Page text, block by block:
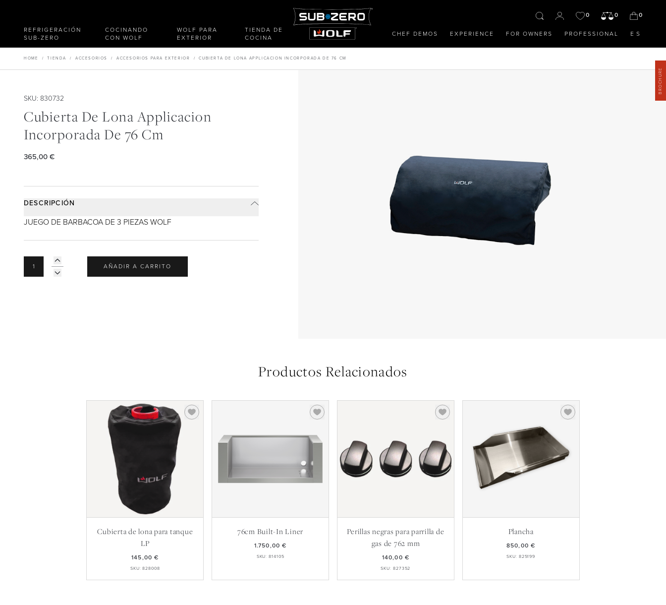
REFRIGERACIÓN
SUB-ZERO
COCINANDO
CON WOLF
WOLF PARA
EXTERIOR
TIENDA DE
COCINA
0 0 0
CHEF DEMOS EXPERIENCE FOR OWNERS PROFESSIONAL ES
HOME /TIENDA /ACCESORIOS /ACCESORIOS PARA EXTERIOR /CUBIERTA DE LONA APPLICACION INCORPORADA DE 76 CM
SKU: 830732
Cubierta De Lona Applicacion
Incorporada De 76 Cm
365,00 €
DESCRIPCIÓN
JUEGO DE BARBACOA DE 3 PIEZAS WOLF
AÑADIR A CARRITO
Productos Relacionados
Cubierta de lona para tanque
LP
145,00 €
SKU: 828008
76cm Built-In Liner
1.750,00 €
SKU: 814105
Perillas negras para parrilla de
gas de 762 mm
140,00 €
SKU: 827352
Plancha
850,00 €
SKU: 825199
BROCHURE